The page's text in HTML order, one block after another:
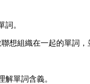
詞。
想組織在一起的單詞，
單詞含義。